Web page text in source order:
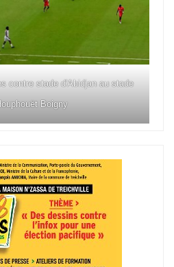
contre stade d'Abidjan au stade
Boigny